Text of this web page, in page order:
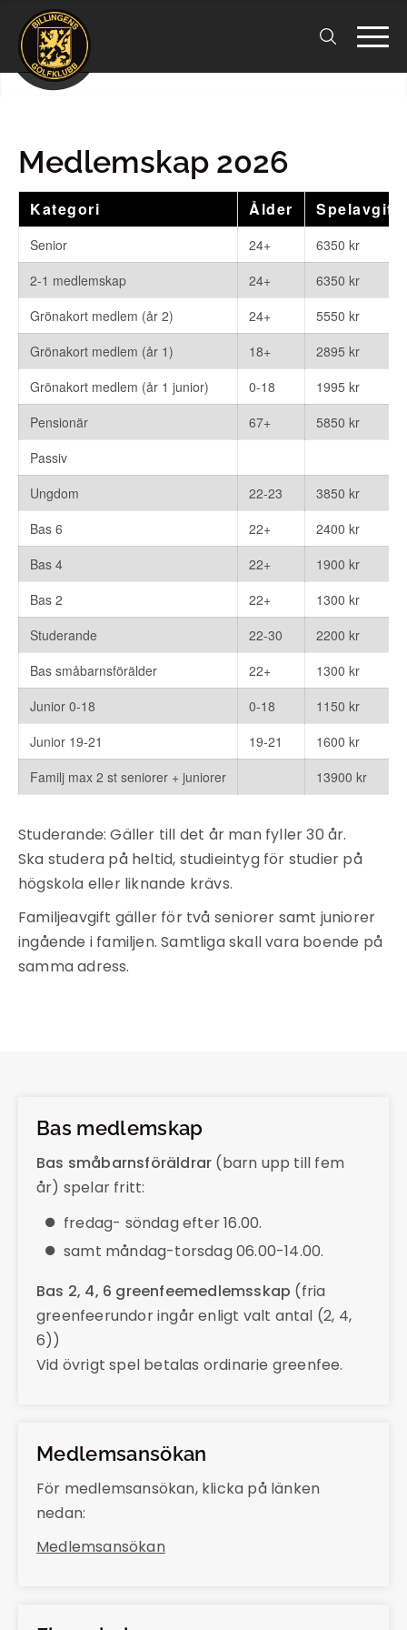
Medlemskap 2026
Kategori Ålder Spelavgift
Senior 24+
6350 kr
2-1 medlemskap
24+
6350 kr
Grönakort medlem (år 2)
24+
5550 kr
Grönakort medlem (år 1)
18+
2895 kr
Grönakort medlem (år 1 junior)
0-18
1995 kr
Pensionär
67+
5850 kr
Passiv
Ungdom
22-23
3850 kr
Bas 6
22+
2400 kr
Bas 4
22+
1900 kr
Bas 2
22+
1300 kr
Studerande
22-30
2200 kr
Bas småbarnsförälder
22+
1300 kr
Junior 0-18
0-18
1150 kr
Junior 19-21
19-21
1600 kr
Familj max 2 st seniorer + juniorer
13900 kr
Studerande: Gäller till det år man fyller 30 år.
Ska studera på heltid, studieintyg för studier på
högskola eller liknande krävs.
Familjeavgift gäller för två seniorer samt juniorer
ingående i familjen. Samtliga skall vara boende på
samma adress.
Bas medlemskap
Bas småbarnsföräldrar (barn upp till fem
år) spelar fritt:
fredag- söndag efter 16.00.
samt måndag-torsdag 06.00-14.00.
Bas 2, 4, 6 greenfeemedlemsskap (fria
greenfeerundor ingår enligt valt antal (2, 4,
6))
Vid övrigt spel betalas ordinarie greenfee.
Medlemsansökan
För medlemsansökan, klicka på länken
nedan:
Medlemsansökan